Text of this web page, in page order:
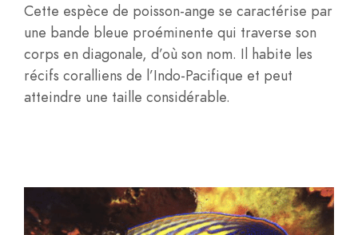
Cette espèce de poisson-ange se caractérise par
une bande bleue proéminente qui traverse son
corps en diagonale, d’où son nom. Il habite les
récifs coralliens de l’Indo-Pacifique et peut
atteindre une taille considérable.